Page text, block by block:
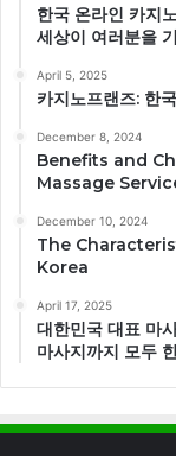
한국 온라인 카지
세상이 여러분을
April 5, 2025
카지노프랜즈: 한
December 8, 2024
Benefits and
Massage
December 10, 2024
The
Korea
April 17, 2025
대한민국 대표 마
마사지까지 모두